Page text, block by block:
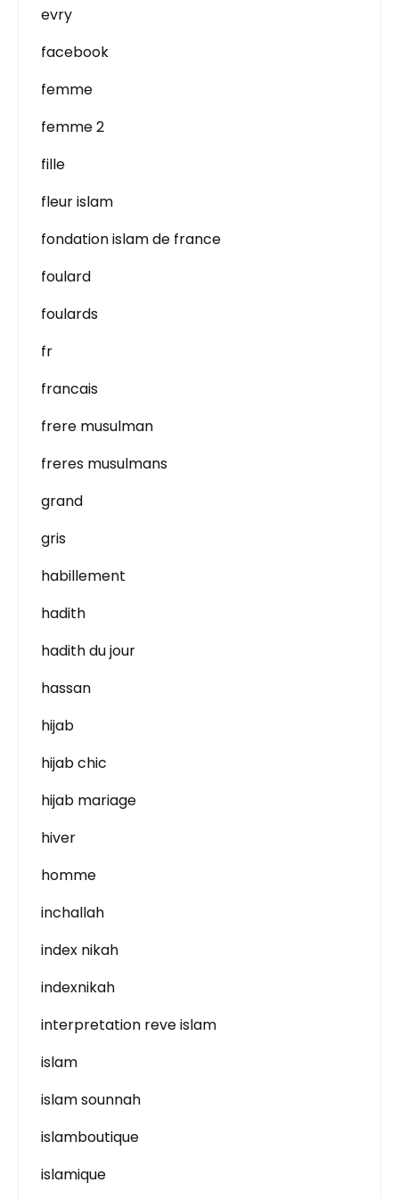
evry
facebook
femme
femme 2
fille
fleur islam
fondation islam de france
foulard
foulards
fr
francais
frere musulman
freres musulmans
grand
gris
habillement
hadith
hadith du jour
hassan
hijab
hijab chic
hijab mariage
hiver
homme
inchallah
index nikah
indexnikah
interpretation reve islam
islam
islam sounnah
islamboutique
islamique